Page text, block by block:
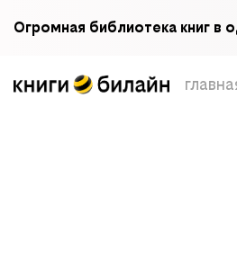
Огромная библиотека книг в